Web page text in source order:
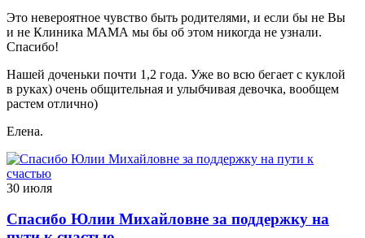
Это невероятное чувство быть родителями, и если бы не Вы
и не Клиника МАМА мы бы об этом никогда не узнали.
Спасибо!
Нашей доченьки почти 1,2 года. Уже во всю бегает с куклой
в руках) очень общительная и улыбчивая девочка, вообщем
растем отлично)
Елена.
30 июля
Спасибо Юлии Михайловне за поддержку на